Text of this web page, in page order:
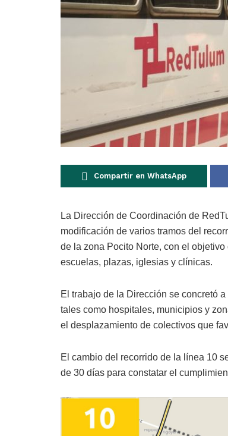
Compartir en WhatsApp
La Dirección de Coordinación de
modificación de varios tramos del
de la zona Pocito Norte, con el
escuelas, plazas, iglesias y clínicas.
El trabajo de la Dirección se concretó
tales como hospitales, municipios y
el desplazamiento de colectivos que
El cambio del recorrido de la línea 10
de 30 días para constatar el